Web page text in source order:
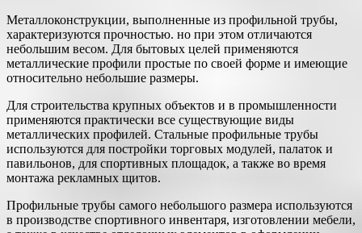
Металлоконструкции, выполненные из профильной трубы,
характеризуются прочностью. но при этом отличаются
небольшим весом. Для бытовых целей применяются
металлические профили простые по своей форме и имеющие
относительно небольшие размеры.
Для строительства крупных объектов и в промышленности
применяются практически все существующие виды
металлических профилей. Стальные профильные трубы
используются для постройки торговых модулей, палаток и
павильонов, для спортивных площадок, а также во время
монтажа рекламных щитов.
Профильные трубы самого небольшого размера используются
в производстве спортивного инвентаря, изготовлении мебели,